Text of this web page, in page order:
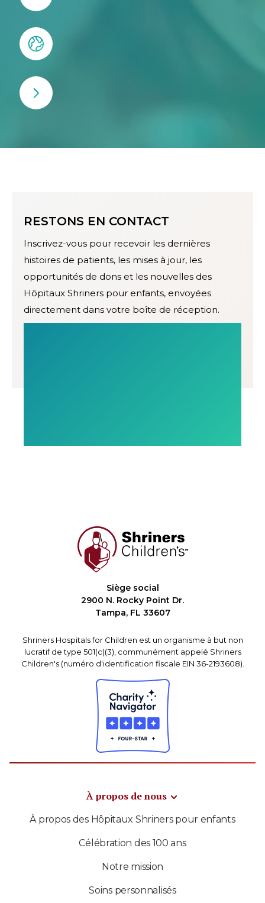
RESTONS EN CONTACT
Inscrivez-vous pour recevoir les dernières
histoires de patients, les mises à jour, les
opportunités de dons et les nouvelles des
Hôpitaux Shriners pour enfants, envoyées
directement dans votre boîte de réception.
Siège social
2900 N. Rocky Point Dr.
Tampa, FL 33607
Shriners Hospitals for Children est un organisme à but non
lucratif de type 501(c)(3), communément appelé Shriners
Children's (numéro d'identification fiscale EIN 36-2193608).
À propos de nous
À propos des Hôpitaux Shriners pour enfants
Célébration des 100 ans
Notre mission
Soins personnalisés